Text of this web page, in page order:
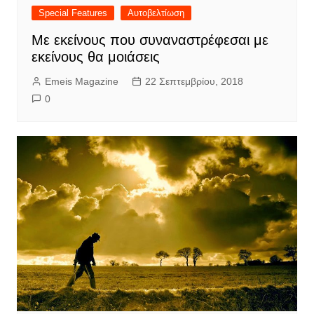
Special Features Αυτοβελτίωση
Με εκείνους που συναναστρέφεσαι με
εκείνους θα μοιάσεις
Emeis Magazine
22 Σεπτεμβρίου, 2018
0